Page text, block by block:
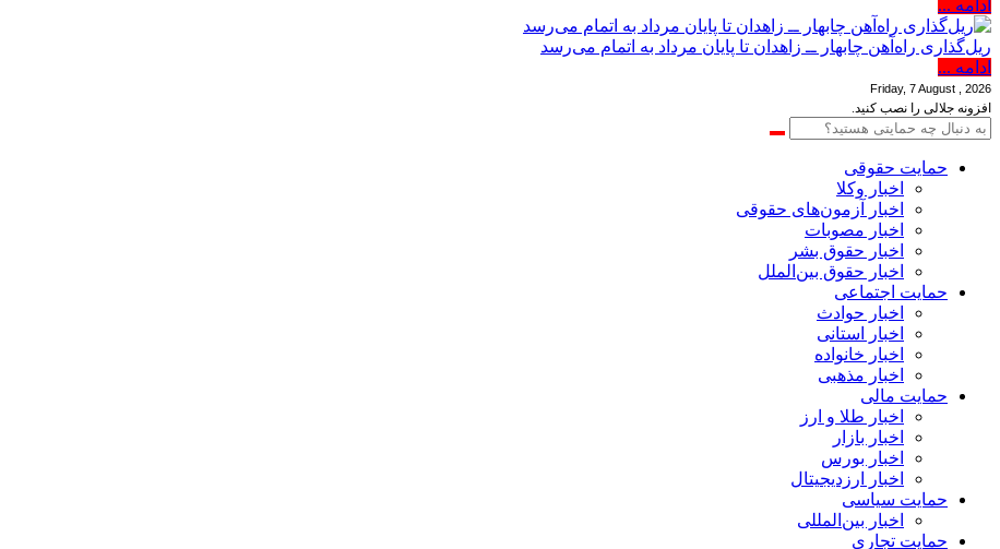
ادامه ...
ریل‌گذاری راه‌آهن چابهار ــ زاهدان تا پایان مرداد به اتمام می‌رسد
ادامه ...
Friday, 7 August , 2026
افزونه جلالی را نصب کنید.
حمایت حقوقی
اخبار وکلا
اخبار آزمون‌های حقوقی
اخبار مصوبات
اخبار حقوق بشر
اخبار حقوق بین‌الملل
حمایت اجتماعی
اخبار حوادث
اخبار استانی
اخبار خانواده
اخبار مذهبی
حمایت مالی
اخبار طلا و ارز
اخبار بازار
اخبار بورس
اخبار ارزدیجیتال
حمایت سیاسی
اخبار بین‌المللی
حمایت تجاری